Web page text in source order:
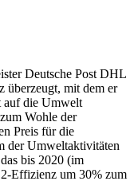
Deutsche Post DHL
überzeugt, mit dem er
auf die Umwelt
Wohle der
Preis für die
der Umweltaktivitäten
bis 2020 (im
Effizienz um 30% zum